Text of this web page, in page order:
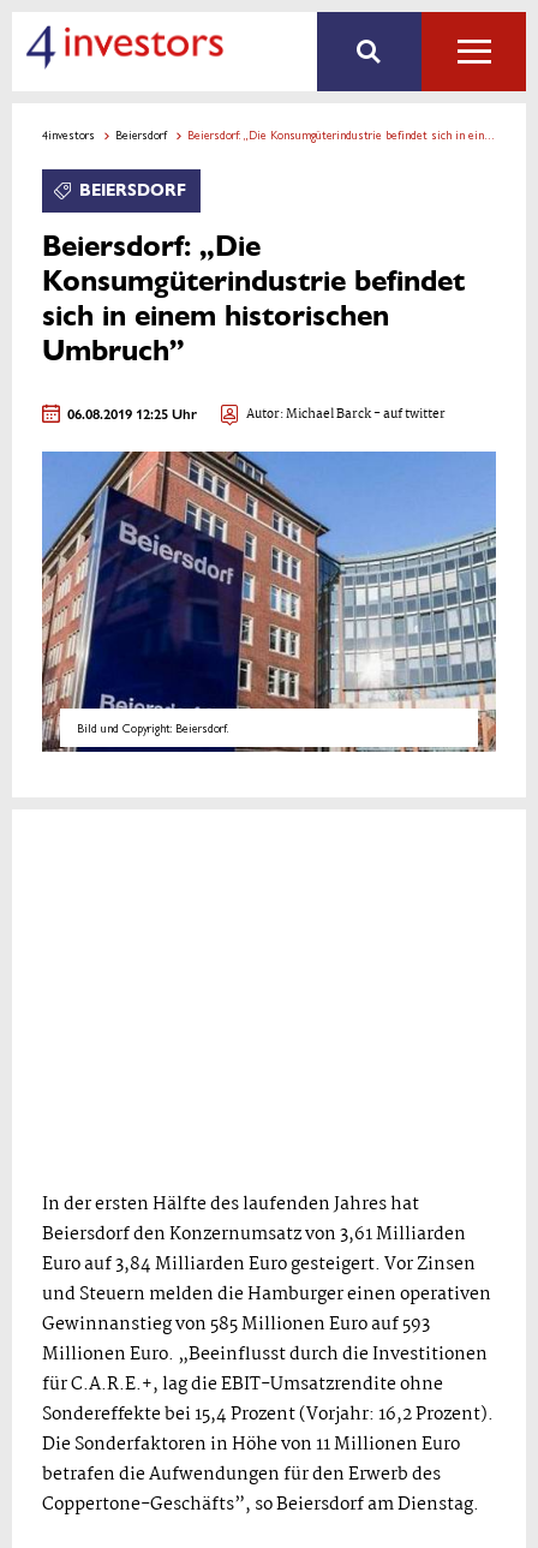
4investors Beiersdorf Beiersdorf: „Die Konsumgüterindustrie befindet sich in einem historischen Umbruch”
BEIERSDORF
Beiersdorf: „Die
Konsumgüterindustrie befindet
sich in einem historischen
Umbruch”
06.08.2019 12:25 Uhr Autor:Michael Barck- auf twitter
Bild und Copyright: Beiersdorf.
In der ersten Hälfte des laufenden Jahres hat
Beiersdorf den Konzernumsatz von 3,61 Milliarden
Euro auf 3,84 Milliarden Euro gesteigert. Vor Zinsen
und Steuern melden die Hamburger einen operativen
Gewinnanstieg von 585 Millionen Euro auf 593
Millionen Euro. „Beeinflusst durch die Investitionen
für C.A.R.E.+, lag die EBIT-Umsatzrendite ohne
Sondereffekte bei 15,4 Prozent (Vorjahr: 16,2 Prozent).
Die Sonderfaktoren in Höhe von 11 Millionen Euro
betrafen die Aufwendungen für den Erwerb des
Coppertone-Geschäfts”, so Beiersdorf am Dienstag.